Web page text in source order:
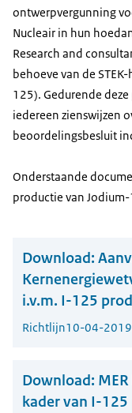
ontwerpvergunning
Nucleair in hun
Research and
behoeve van de
125). Gedurende
iedereen zienswijzen
beoordelingsbesluit
Onderstaande
productie van
Download:
i.v.m. I-125
Richtlijn10-04-2019
Download:
kader van I-125